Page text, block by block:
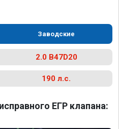
Заводские
2.0 B47D20
190 л.с.
ЕГР клапана: